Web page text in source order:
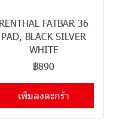
RENTHAL FATBAR 36
PAD, BLACK SILVER
WHITE
฿890
เพิ่มลงตะกร้า